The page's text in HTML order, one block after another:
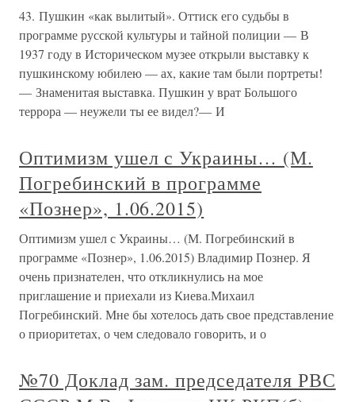
43. Пушкин «как вылитый». Оттиск его судьбы в
программе русской культуры и тайной полиции — В
1937 году в Историческом музее открыли выставку к
пушкинскому юбилею — ах, какие там были портреты!
— Знаменитая выставка. Пушкин у врат Большого
террора — неужели ты ее видел?— И
Оптимизм ушел с Украины… (М.
Погребинский в программе
«Познер», 1.06.2015)
Оптимизм ушел с Украины… (М. Погребинский в
программе «Познер», 1.06.2015) Владимир Познер. Я
очень признателен, что откликнулись на мое
приглашение и приехали из Киева.Михаил
Погребинский. Мне бы хотелось дать свое представление
о приоритетах, о чем следовало говорить, и о
№70 Доклад зам. председателя РВС